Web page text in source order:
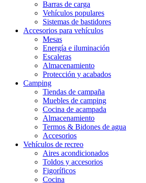
Barras de carga
Vehículos populares
Sistemas de bastidores
Accesorios para vehículos
Mesas
Energía e iluminación
Escaleras
Almacenamiento
Protección y acabados
Camping
Tiendas de campaña
Muebles de camping
Cocina de acampada
Almacenamiento
Termos & Bidones de agua
Accesorios
Vehículos de recreo
Aires acondicionados
Toldos y accesorios
Figoríficos
Cocina